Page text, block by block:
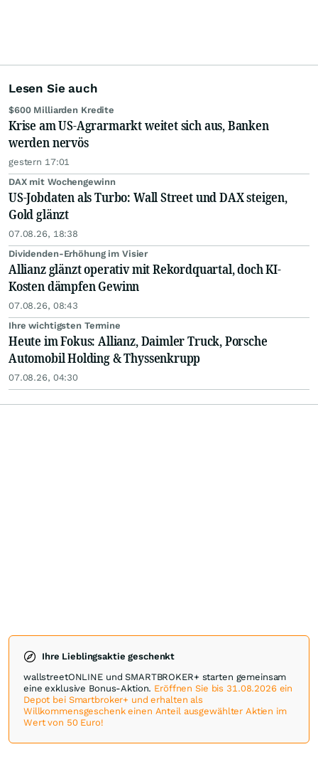
Lesen Sie auch
$600 Milliarden Kredite
Krise am US-Agrarmarkt weitet sich aus, Banken
werden nervös
gestern 17:01
DAX mit Wochengewinn
US-Jobdaten als Turbo: Wall Street und DAX steigen,
Gold glänzt
07.08.26, 18:38
Dividenden-Erhöhung im Visier
Allianz glänzt operativ mit Rekordquartal, doch KI-
Kosten dämpfen Gewinn
07.08.26, 08:43
Ihre wichtigsten Termine
Heute im Fokus: Allianz, Daimler Truck, Porsche
Automobil Holding & Thyssenkrupp
07.08.26, 04:30
Ihre Lieblingsaktie geschenkt
wallstreetONLINE und SMARTBROKER+ starten gemeinsam
eine exklusive Bonus-Aktion. Eröffnen Sie bis 31.08.2026 ein
Depot bei Smartbroker+ und erhalten als
Willkommensgeschenk einen Anteil ausgewählter Aktien im
Wert von 50 Euro!